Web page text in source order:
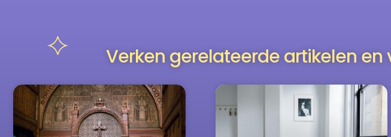
Verken gerelateerde artikelen en